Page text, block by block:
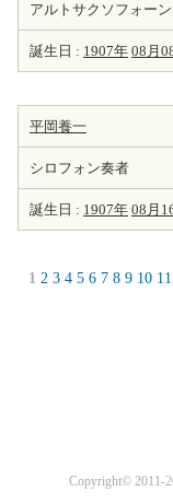
アルトサクソフォーン
誕生日 : 1907年 08月
平岡養一
シロフォン奏者
誕生日 : 1907年 08月
1 2 3 4 5 6 7 8 9 10 11
Copyright© 2011-